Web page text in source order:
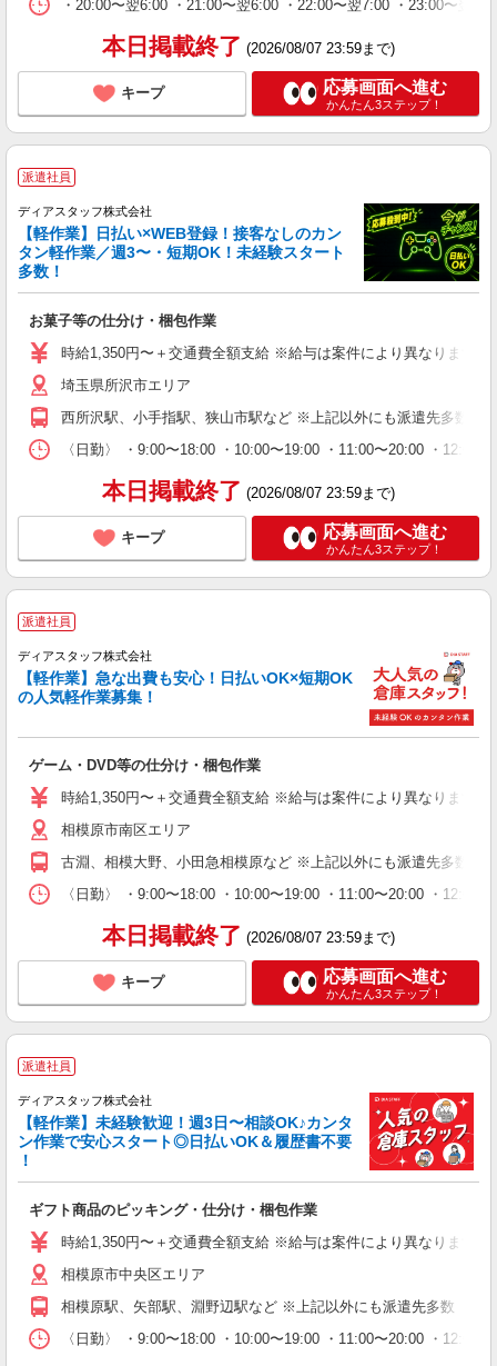
・20:00〜翌6:00 ・21:00〜翌6:00 ・22:00〜翌7:00 ・23:00〜
本日掲載終了 (2026/08/07 23:59まで)
キープ 応募画面へ進む
かんたん3ステップ！
派遣社員
ディアスタッフ株式会社
【軽作業】日払い×WEB登録！接客なしのカン
タン軽作業／週3〜・短期OK！未経験スタート
多数！
お菓子等の仕分け・梱包作業
時給1,350円〜＋交通費全額支給 ※給与は案件により異なります(
埼玉県所沢市エリア
西所沢駅、小手指駅、狭山市駅など ※上記以外にも派遣先多数（
〈日勤〉 ・9:00〜18:00 ・10:00〜19:00 ・11:00〜20:00 ・
本日掲載終了 (2026/08/07 23:59まで)
キープ 応募画面へ進む
かんたん3ステップ！
派遣社員
ディアスタッフ株式会社
【軽作業】急な出費も安心！日払いOK×短期OK
の人気軽作業募集！
ゲーム・DVD等の仕分け・梱包作業
時給1,350円〜＋交通費全額支給 ※給与は案件により異なります(
相模原市南区エリア
古淵、相模大野、小田急相模原など ※上記以外にも派遣先多数（
〈日勤〉 ・9:00〜18:00 ・10:00〜19:00 ・11:00〜20:00 ・
本日掲載終了 (2026/08/07 23:59まで)
キープ 応募画面へ進む
かんたん3ステップ！
派遣社員
ディアスタッフ株式会社
【軽作業】未経験歓迎！週3日〜相談OK♪カンタ
ン作業で安心スタート◎日払いOK＆履歴書不要
！
ギフト商品のピッキング・仕分け・梱包作業
時給1,350円〜＋交通費全額支給 ※給与は案件により異なります(
相模原市中央区エリア
相模原駅、矢部駅、淵野辺駅など ※上記以外にも派遣先多数（登
〈日勤〉 ・9:00〜18:00 ・10:00〜19:00 ・11:00〜20:00 ・